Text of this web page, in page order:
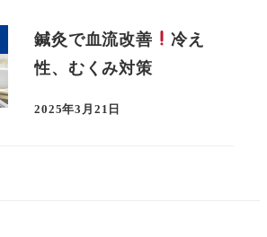
鍼灸で血流改善
冷え
性、むくみ対策
2025年3月21日